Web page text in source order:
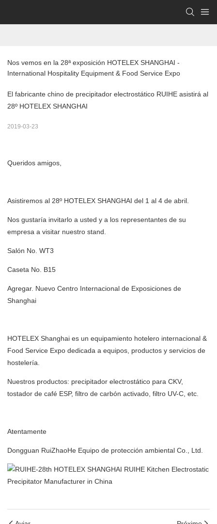
Nos vemos en la 28ª exposición HOTELEX SHANGHAI -
International Hospitality Equipment & Food Service Expo
El fabricante chino de precipitador electrostático RUIHE asistirá al
28º HOTELEX SHANGHAI
2019-03-23
Queridos amigos,
Asistiremos al 28º HOTELEX SHANGHAI del 1 al 4 de abril.
Nos gustaría invitarlo a usted y a los representantes de su
empresa a visitar nuestro stand.
Salón No. WT3
Caseta No. B15
Agregar. Nuevo Centro Internacional de Exposiciones de
Shanghai
HOTELEX Shanghai es un equipamiento hotelero internacional &
Food Service Expo dedicada a equipos, productos y servicios de
hostelería.
Nuestros productos: precipitador electrostático para CKV,
tostador de café ESP, filtro de carbón activado, filtro UV-C, etc.
Atentamente
Dongguan RuiZhaoHe Equipo de protección ambiental Co., Ltd.